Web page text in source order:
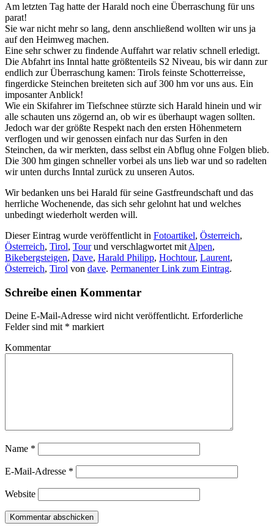
Am letzten Tag hatte der Harald noch eine Überraschung für uns
parat!
Sie war nicht mehr so lang, denn anschließend wollten wir uns ja
auf den Heimweg machen.
Eine sehr schwer zu findende Auffahrt war relativ schnell erledigt.
Die Abfahrt ins Inntal hatte größtenteils S2 Niveau, bis wir dann zur
endlich zur Überraschung kamen: Tirols feinste Schotterreisse,
fingerdicke Steinchen breiteten sich auf 300 hm vor uns aus. Ein
imposanter Anblick!
Wie ein Skifahrer im Tiefschnee stürzte sich Harald hinein und wir
alle schauten uns zögernd an, ob wir es überhaupt wagen sollten.
Jedoch war der größte Respekt nach den ersten Höhenmetern
verflogen und wir genossen einfach nur das Surfen in den
Steinchen, da wir merkten, dass selbst ein Abflug ohne Folgen blieb.
Die 300 hm gingen schneller vorbei als uns lieb war und so radelten
wir unten durchs Inntal zurück zu unseren Autos.
Wir bedanken uns bei Harald für seine Gastfreundschaft und das
herrliche Wochenende, das sich sehr gelohnt hat und welches
unbedingt wiederholt werden will.
Dieser Eintrag wurde veröffentlicht in Fotoartikel, Österreich,
Österreich, Tirol, Tourund verschlagwortet mit Alpen,
Bikebergsteigen, Dave, Harald Philipp, Hochtour, Laurent,
Österreich, Tirol von dave. Permanenter Link zum Eintrag.
Schreibe einen Kommentar
Deine E-Mail-Adresse wird nicht veröffentlicht. Erforderliche
Felder sind mit * markiert
Kommentar
Name *
E-Mail-Adresse *
Website